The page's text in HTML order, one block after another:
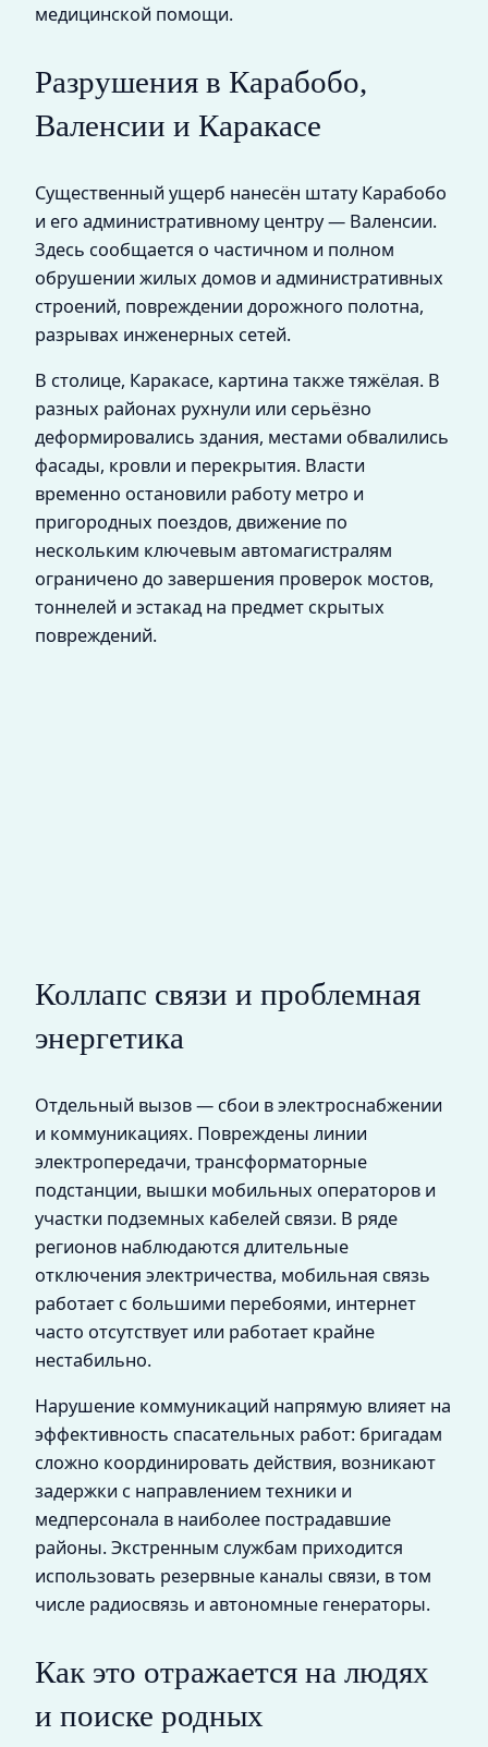
медицинской помощи.
Разрушения в Карабобо,
Валенсии и Каракасе
Существенный ущерб нанесён штату Карабобо
и его административному центру — Валенсии.
Здесь сообщается о частичном и полном
обрушении жилых домов и административных
строений, повреждении дорожного полотна,
разрывах инженерных сетей.
В столице, Каракасе, картина также тяжёлая. В
разных районах рухнули или серьёзно
деформировались здания, местами обвалились
фасады, кровли и перекрытия. Власти
временно остановили работу метро и
пригородных поездов, движение по
нескольким ключевым автомагистралям
ограничено до завершения проверок мостов,
тоннелей и эстакад на предмет скрытых
повреждений.
Коллапс связи и проблемная
энергетика
Отдельный вызов — сбои в электроснабжении
и коммуникациях. Повреждены линии
электропередачи, трансформаторные
подстанции, вышки мобильных операторов и
участки подземных кабелей связи. В ряде
регионов наблюдаются длительные
отключения электричества, мобильная связь
работает с большими перебоями, интернет
часто отсутствует или работает крайне
нестабильно.
Нарушение коммуникаций напрямую влияет на
эффективность спасательных работ: бригадам
сложно координировать действия, возникают
задержки с направлением техники и
медперсонала в наиболее пострадавшие
районы. Экстренным службам приходится
использовать резервные каналы связи, в том
числе радиосвязь и автономные генераторы.
Как это отражается на людях
и поиске родных